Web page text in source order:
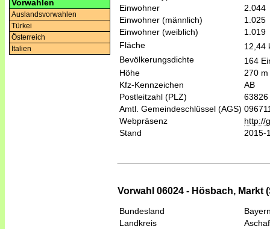
Vorwahlen
Auslandsvorwahlen
Türkei
Österreich
Italien
Einwohner
2.044
Einwohner (männlich)
1.025
Einwohner (weiblich)
1.019
Fläche
12,44
Bevölkerungsdichte
164
Höhe
270
Kfz-Kennzeichen
AB
Postleitzahl (PLZ)
63826
Amtl. Gemeindeschlüssel (AGS)
Webpräsenz
http://
Stand
2015-
Vorwahl 06024 - Hösbach, Markt
Bundesland
Landkreis